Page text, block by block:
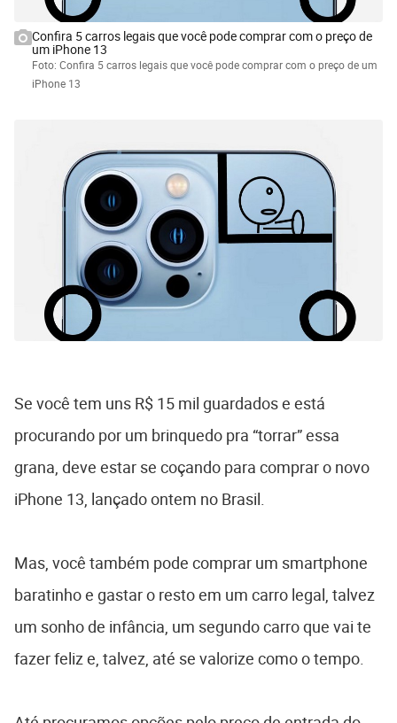
Confira 5 carros legais que você pode comprar com o preço de
um iPhone 13
Foto: Confira 5 carros legais que você pode comprar com o preço de um
iPhone 13
Se você tem uns R$ 15 mil guardados e está
procurando por um brinquedo pra “torrar” essa
grana, deve estar se coçando para comprar o novo
iPhone 13, lançado ontem no Brasil.
Mas, você também pode comprar um smartphone
baratinho e gastar o resto em um carro legal, talvez
um sonho de infância, um segundo carro que vai te
fazer feliz e, talvez, até se valorize como o tempo.